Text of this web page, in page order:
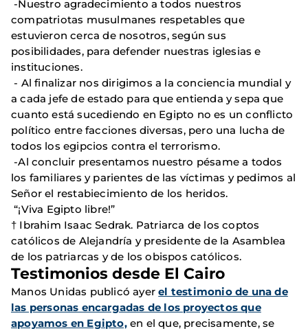
-Nuestro agradecimiento a todos nuestros
compatriotas musulmanes respetables que
estuvieron cerca de nosotros, según sus
posibilidades, para defender nuestras iglesias e
instituciones.
- Al finalizar nos dirigimos a la conciencia mundial y
a cada jefe de estado para que entienda y sepa que
cuanto está sucediendo en Egipto no es un conflicto
político entre facciones diversas, pero una lucha de
todos los egipcios contra el terrorismo.
-Al concluir presentamos nuestro pésame a todos
los familiares y parientes de las víctimas y pedimos al
Señor el restabiecimiento de los heridos.
“¡Viva Egipto libre!”
† Ibrahim Isaac Sedrak. Patriarca de los coptos
católicos de Alejandría y presidente de la Asamblea
de los patriarcas y de los obispos católicos.
Testimonios desde El Cairo
Manos Unidas publicó ayerel testimonio de una de
las personas encargadas de los proyectos que
apoyamos en Egipto,en el que, precisamente, se